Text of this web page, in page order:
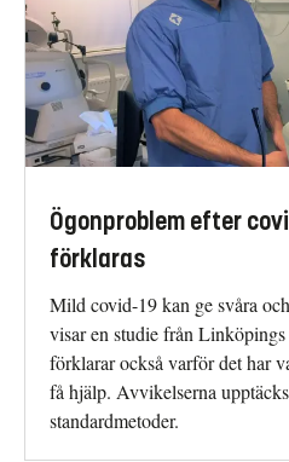
Ögonproblem efter
förklaras
Mild covid-19 kan ge svåra
visar en studie från
förklarar också varför det har
få hjälp. Avvikelserna
standardmetoder.